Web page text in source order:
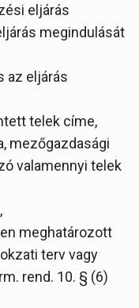
eljárás
megindulását
az eljárás
telek címe,
mezőgazdasági
valamennyi telek
meghatározott
terv vagy
rend. 10. § (6)